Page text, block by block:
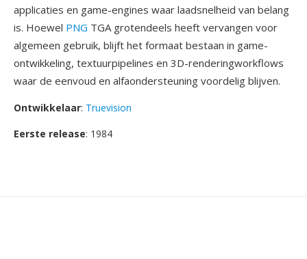
applicaties en game-engines waar laadsnelheid van belang
is. Hoewel PNG TGA grotendeels heeft vervangen voor
algemeen gebruik, blijft het formaat bestaan in game-
ontwikkeling, textuurpipelines en 3D-renderingworkflows
waar de eenvoud en alfaondersteuning voordelig blijven.
Ontwikkelaar: Truevision
Eerste release: 1984